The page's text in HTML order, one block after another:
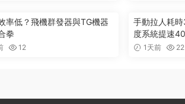
率低？飛機群發器與TG機器
拳
12
手動拉人耗
度系統提速
1天前 22